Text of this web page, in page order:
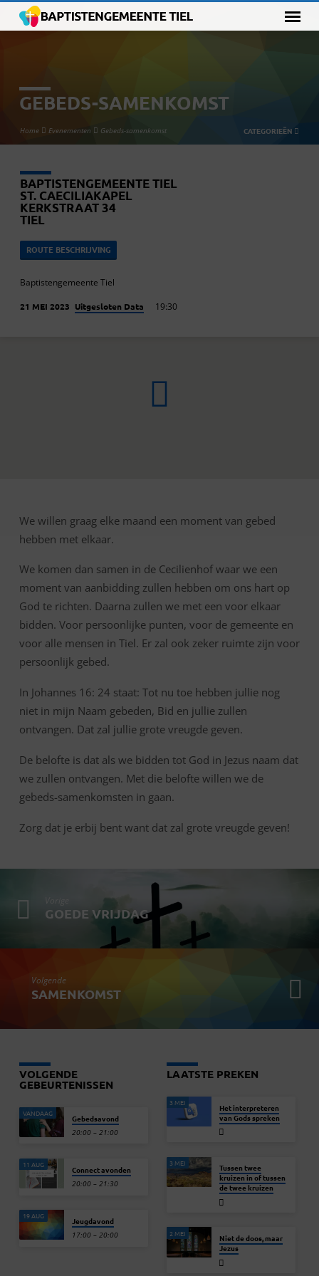
GEBEDS-SAMENKOMST
Home Evenementen Gebeds-samenkomst CATEGORIEËN
BAPTISTENGEMEENTE TIEL
ST. CAECILIAKAPEL
KERKSTRAAT 34
TIEL
ROUTE BESCHRIJVING
Baptistengemeente Tiel
21 MEI 2023 Uitgesloten Data 19:30
GEBEDS-
We willen graag elke maand een moment van gebed
hebben met elkaar.
We komen dan samen in de Cecilienhof waar we een
moment van aanbidding zullen hebben om ons hart op
God te richten. Daarna zullen we met een voor elkaar
bidden. Voor persoonlijke punten, voor de gemeente en
voor alle mensen in Tiel. Er zal ook zeker ruimte zijn voor
persoonlijk gebed.
In Johannes 16: 24 staat: Tot nu toe hebben jullie nog
niet in mijn Naam gebeden, Bid en jullie zullen
ontvangen. Dat zal jullie grote vreugde geven.
De belofte is dat als we bidden tot God in Jezus naam dat
we zullen ontvangen. Met die belofte willen we de
gebeds-samenkomsten in gaan.
Zorg dat je erbij bent want dat zal grote vreugde geven!
GOEDE VRIJDAG
Volgende
SAMENKOMST
VOLGENDE
GEBEURTENISSEN
VANDAAG Gebedsavond
20:00 – 21:00
11 AUG Connect avonden
20:00 – 21:30
19 AUG Jeugdavond
17:00 – 20:00
LAATSTE PREKEN
3 MEI
Het interpreteren
van Gods spreken
3 MEI
Tussen twee
kruizen in of tussen
de twee kruizen
2 MEI
Niet de doos, maar
Jezus